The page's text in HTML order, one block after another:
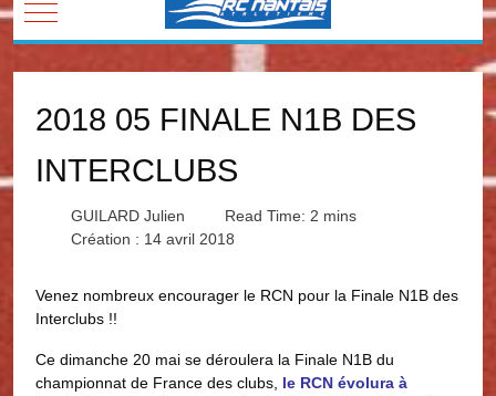
Mobile Menu Toggle
2018 05 FINALE N1B DES
INTERCLUBS
GUILARD Julien
Read Time: 2 mins
Création : 14 avril 2018
Venez nombreux encourager le RCN pour la Finale N1B des
Interclubs !!
Ce dimanche 20 mai se déroulera la Finale N1B du
championnat de France des clubs, le RCN évolura à